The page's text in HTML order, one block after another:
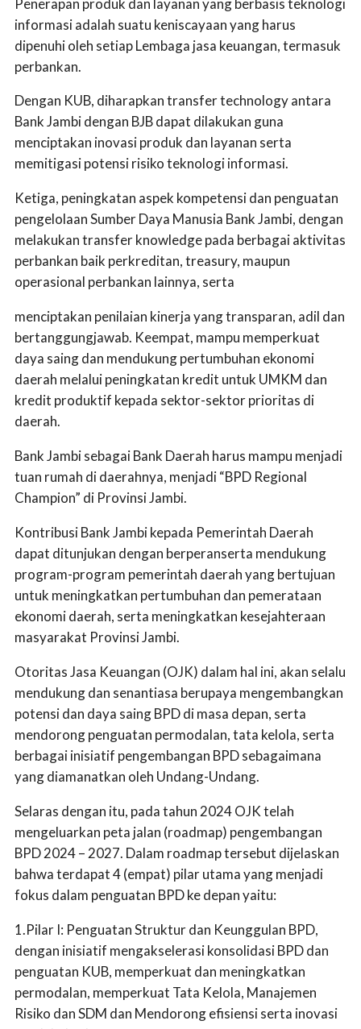
informasi adalah suatu keniscayaan yang harus
dipenuhi oleh setiap Lembaga jasa keuangan, termasuk
perbankan.
Dengan KUB, diharapkan transfer technology antara
Bank Jambi dengan BJB dapat dilakukan guna
menciptakan inovasi produk dan layanan serta
memitigasi potensi risiko teknologi informasi.
Ketiga, peningkatan aspek kompetensi dan penguatan
pengelolaan Sumber Daya Manusia Bank Jambi, dengan
melakukan transfer knowledge pada berbagai aktivitas
perbankan baik perkreditan, treasury, maupun
operasional perbankan lainnya, serta
menciptakan penilaian kinerja yang transparan, adil dan
bertanggungjawab. Keempat, mampu memperkuat
daya saing dan mendukung pertumbuhan ekonomi
daerah melalui peningkatan kredit untuk UMKM dan
kredit produktif kepada sektor-sektor prioritas di
daerah.
Bank Jambi sebagai Bank Daerah harus mampu menjadi
tuan rumah di daerahnya, menjadi “BPD Regional
Champion” di Provinsi Jambi.
Kontribusi Bank Jambi kepada Pemerintah Daerah
dapat ditunjukan dengan berperanserta mendukung
program-program pemerintah daerah yang bertujuan
untuk meningkatkan pertumbuhan dan pemerataan
ekonomi daerah, serta meningkatkan kesejahteraan
masyarakat Provinsi Jambi.
Otoritas Jasa Keuangan (OJK) dalam hal ini, akan selalu
mendukung dan senantiasa berupaya mengembangkan
potensi dan daya saing BPD di masa depan, serta
mendorong penguatan permodalan, tata kelola, serta
berbagai inisiatif pengembangan BPD sebagaimana
yang diamanatkan oleh Undang-Undang.
Selaras dengan itu, pada tahun 2024 OJK telah
mengeluarkan peta jalan (roadmap) pengembangan
BPD 2024 – 2027. Dalam roadmap tersebut dijelaskan
bahwa terdapat 4 (empat) pilar utama yang menjadi
fokus dalam penguatan BPD ke depan yaitu:
1.Pilar I: Penguatan Struktur dan Keunggulan BPD,
dengan inisiatif mengakselerasi konsolidasi BPD dan
penguatan KUB, memperkuat dan meningkatkan
permodalan, memperkuat Tata Kelola, Manajemen
Risiko dan SDM dan Mendorong efisiensi serta inovasi